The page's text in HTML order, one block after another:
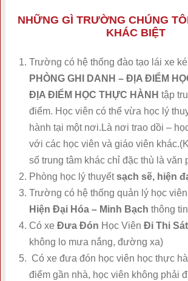
NHỮNG GÌ TRƯỜNG CHÚNG
KHÁC BIỆT
Trường có hệ thống đào tạo lái xe
PHÒNG GHI DANH – ĐỊA ĐIỂM
ĐỊA ĐIỂM HỌC THỰC HÀNH tập
điểm. Học viên có thể vừa học lý
hành tại một nơi.Là nơi trao dồi –
với các học viên và giáo viên
số trung tâm khác chỉ đặc thù là văn
Phòng học lý thuyếtsạch sẽ, hiện
Trường có hệ thống quản lý học viên
Hiện Đại Hóa – Minh Bạch thông
Có xe Đưa Đón Học Viên Đi Thi
không lo mưa nắng, đường xa)
Có xe đưa đón học viên học thực
điểm gần nhà, học viên không phải